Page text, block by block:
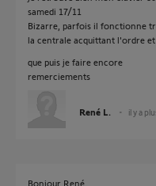
samedi 17/11
Bizarre, parfois il fonctionne
la centrale acquittant l'ordre et
que puis je faire encore
remerciements
René L. il y a
Bonjour René,